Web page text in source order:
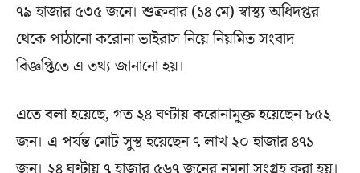
৭৯ হাজার ৫৩৫ জনে। শুক্রবার (১৪ মে) স্বাস্থ্য অধিদপ্তর
থেকে পাঠানো করোনা ভাইরাস নিয়ে নিয়মিত সংবাদ
বিজ্ঞপ্তিতে এ তথ্য জানানো হয়।
এতে বলা হয়েছে, গত ২৪ ঘণ্টায় করোনামুক্ত হয়েছেন ৮৫২
জন। এ পর্যন্ত মোট সুস্থ হয়েছেন ৭ লাখ ২০ হাজার ৪৭১